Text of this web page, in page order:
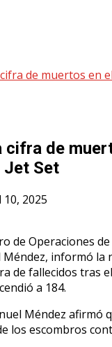
de muertos en
cifra de
Jet Set
2025
de Operaciones
Méndez, informó la
de fallecidos tras
a 184.
Méndez afirmó
los escombros